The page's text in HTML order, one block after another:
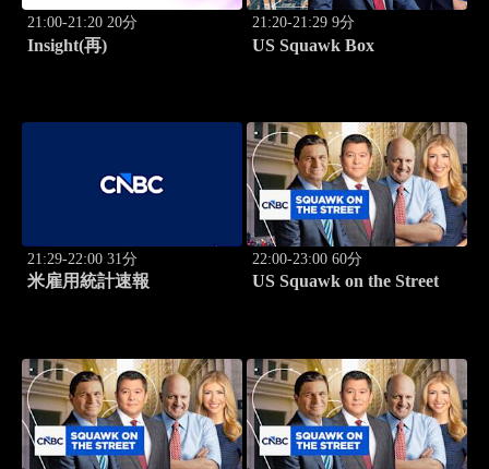
21:00-21:20 20分
Insight(再)
21:20-21:29 9分
US Squawk Box
21:29-22:00 31分
米雇用統計速報
22:00-23:00 60分
US Squawk on the Street